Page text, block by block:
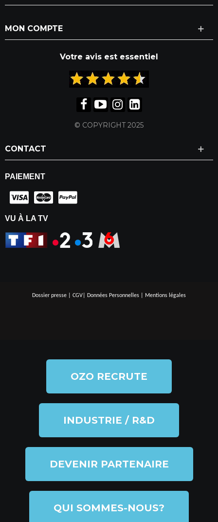
MON COMPTE
Votre avis est essentiel
© COPYRIGHT 2025
CONTACT
PAIEMENT
VU À LA TV
Dossier presse CGV Données Personnelles Mentions légales
OZO RECRUTE
INDUSTRIE / R&D
DEVENIR PARTENAIRE
QUI SOMMES-NOUS?